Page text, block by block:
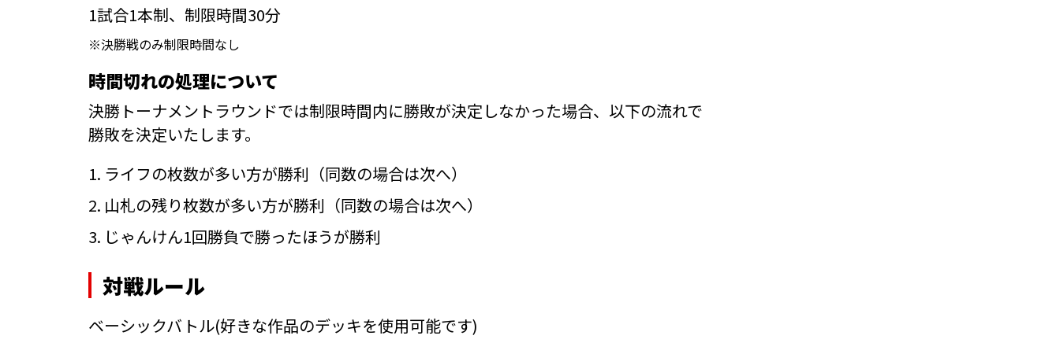
1試合1本制、制限時間30分
※決勝戦のみ制限時間なし
時間切れの処理について
決勝トーナメントラウンドでは制限時間内に勝敗が決定しなかった場合、以下の流れで
勝敗を決定いたします。
1. ライフの枚数が多い方が勝利（同数の場合は次へ）
2. 山札の残り枚数が多い方が勝利（同数の場合は次へ）
3. じゃんけん1回勝負で勝ったほうが勝利
対戦ルール
ベーシックバトル(好きな作品のデッキを使用可能です)